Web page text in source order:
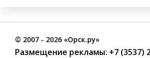
© 2007 - 2026 «Орск.ру»
Размещение рекламы: +7 (3537)